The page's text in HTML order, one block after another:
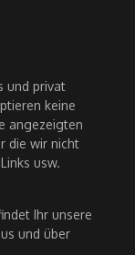
und privat
keine
angezeigten
die wir nicht
usw.
Ihr unsere
und über